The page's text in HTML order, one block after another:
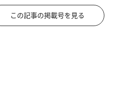
この記事の掲載号を見る